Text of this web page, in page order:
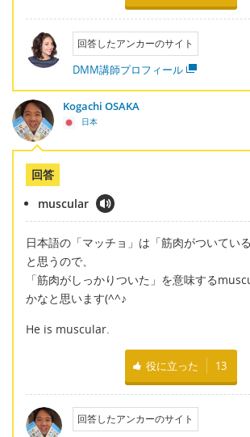
回答したアンカーのサイト
DMM講師プロフィール
Kogachi OSAKA
日本
回答
muscular
日本語の「マッチョ」は「筋肉がついてい
と思うので、
「筋肉がしっかりついた」を意味する
かなと思います(^^♪
He is muscular.
役に立った 13
回答したアンカーのサイト